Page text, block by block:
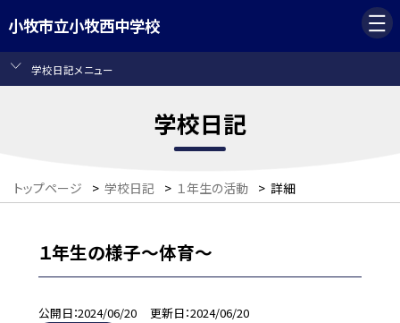
小牧市立小牧西中学校
学校日記メニュー
学校日記
トップページ > 学校日記 > １年生の活動 > 詳細
１年生の様子〜体育〜
公開日 2024/06/20 更新日 2024/06/20